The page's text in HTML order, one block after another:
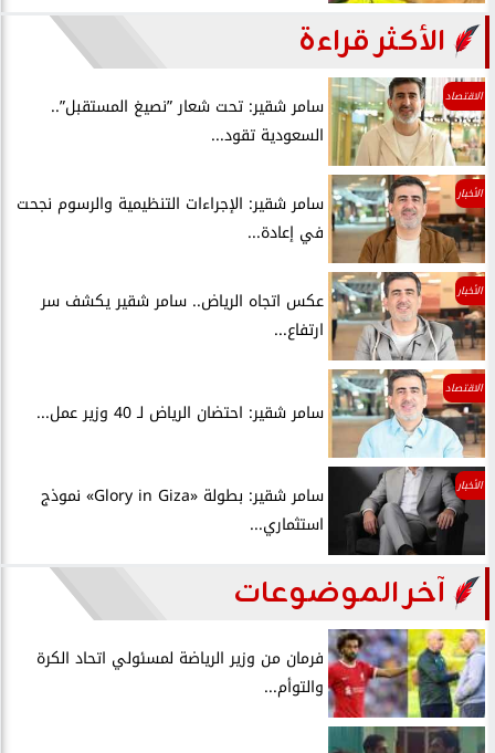
الأكثر قراءة
الاقتصاد
سامر شقير: تحت شعار ”نصيغ المستقبل”..
السعودية تقود...
الأخبار
سامر شقير: الإجراءات التنظيمية والرسوم نجحت
في إعادة...
الأخبار
عكس اتجاه الرياض.. سامر شقير يكشف سر
ارتفاع...
الاقتصاد
سامر شقير: احتضان الرياض لـ 40 وزير عمل...
الأخبار
سامر شقير: بطولة «Glory in Giza» نموذج
استثماري...
آخر الموضوعات
فرمان من وزير الرياضة لمسئولي اتحاد الكرة
والتوأم...